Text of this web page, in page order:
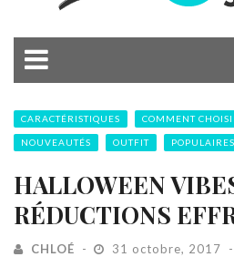
CARACTÉRISTIQUES COMMENT
NOUVEAUTÉS OUTFIT POPULAIRES
HALLOWEEN
RÉDUCTIONS
CHLOÉ 31 octobre, 2017